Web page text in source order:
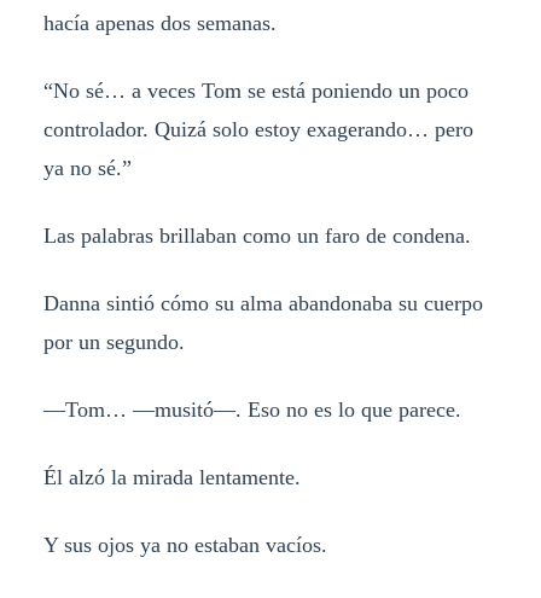
hacía apenas dos semanas.
“No sé… a veces Tom se está poniendo un poco
controlador. Quizá solo estoy exagerando… pero
ya no sé.”
Las palabras brillaban como un faro de condena.
Danna sintió cómo su alma abandonaba su cuerpo
por un segundo.
—Tom… —musitó—. Eso no es lo que parece.
Él alzó la mirada lentamente.
Y sus ojos ya no estaban vacíos.